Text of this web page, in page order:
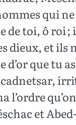
qui
de toi, ô roi ;
dieux, et ils
que tu
l’ordre
et